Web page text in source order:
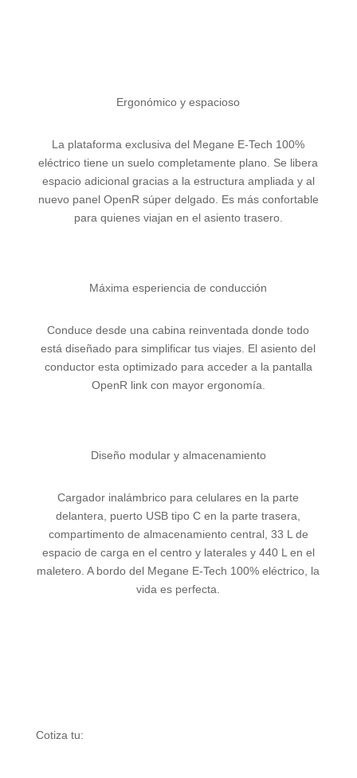
Ergonómico y espacioso
La plataforma exclusiva del Megane E-Tech 100%
eléctrico tiene un suelo completamente plano. Se libera
espacio adicional gracias a la estructura ampliada y al
nuevo panel OpenR súper delgado. Es más confortable
para quienes viajan en el asiento trasero.
Máxima esperiencia de conducción
Conduce desde una cabina reinventada donde todo
está diseñado para simplificar tus viajes. El asiento del
conductor esta optimizado para acceder a la pantalla
OpenR link con mayor ergonomía.
Diseño modular y almacenamiento
Cargador inalámbrico para celulares en la parte
delantera, puerto USB tipo C en la parte trasera,
compartimento de almacenamiento central, 33 L de
espacio de carga en el centro y laterales y 440 L en el
maletero. A bordo del Megane E-Tech 100% eléctrico, la
vida es perfecta.
Cotiza tu: